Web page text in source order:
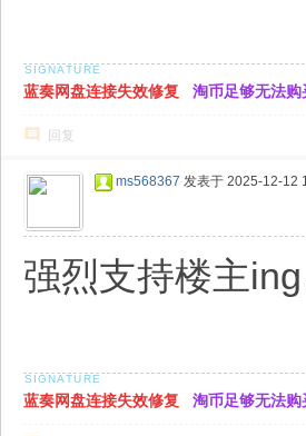
蓝奏网盘连接失效修复 淘币足够无法购
回复
ms568367 发表于 2025-12-12
强烈支持楼主
蓝奏网盘连接失效修复 淘币足够无法购